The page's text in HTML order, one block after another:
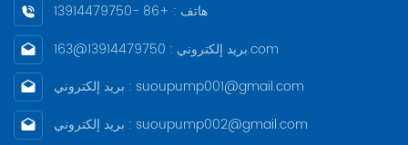
هاتف : +86 -13914479750
بريد إلكتروني : 13914479750@163.com
بريد إلكتروني : suoupump001@gmail.com
بريد إلكتروني : suoupump002@gmail.com